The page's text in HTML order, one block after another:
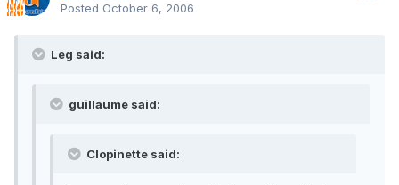
Posted October 6, 2006
Leg said:
guillaume said:
Clopinette said: